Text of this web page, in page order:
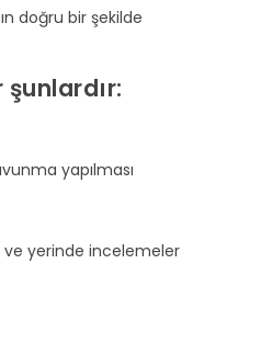
doğru bir şekilde
yapılması
ve yerinde incelemeler